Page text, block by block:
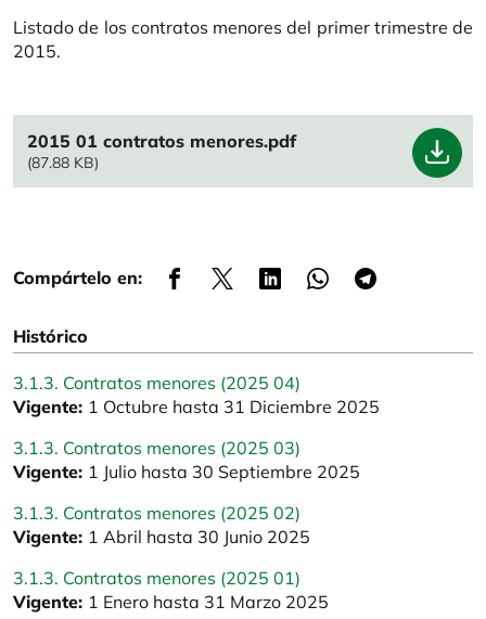
Listado de los contratos menores del primer trimestre de
2015.
File
2015 01 contratos menores.pdf
(87.88 KB)
Compártelo en:
Histórico
3.1.3. Contratos menores (2025 04)
Vigente: 1 Octubre hasta 31 Diciembre 2025
3.1.3. Contratos menores (2025 03)
Vigente: 1 Julio hasta 30 Septiembre 2025
3.1.3. Contratos menores (2025 02)
Vigente: 1 Abril hasta 30 Junio 2025
3.1.3. Contratos menores (2025 01)
Vigente: 1 Enero hasta 31 Marzo 2025